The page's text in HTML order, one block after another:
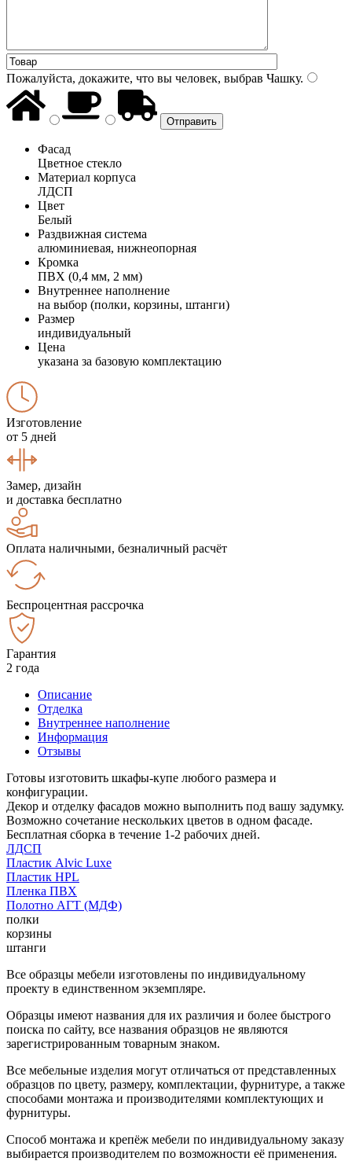
Пожалуйста, докажите, что вы человек, выбрав Чашку.
Фасад
Цветное стекло
Материал корпуса
ЛДСП
Цвет
Белый
Раздвижная система
алюминиевая, нижнеопорная
Кромка
ПВХ (0,4 мм, 2 мм)
Внутреннее наполнение
на выбор (полки, корзины, штанги)
Размер
индивидуальный
Цена
указана за базовую комплектацию
Изготовление
от 5 дней
Замер, дизайн
и доставка бесплатно
Оплата наличными, безналичный расчёт
Беспроцентная рассрочка
Гарантия
2 года
Описание
Отделка
Внутреннее наполнение
Информация
Отзывы
Готовы изготовить шкафы-купе любого размера и
конфигурации.
Декор и отделку фасадов можно выполнить под вашу задумку.
Возможно сочетание нескольких цветов в одном фасаде.
Бесплатная сборка в течение 1-2 рабочих дней.
ЛДСП
Пластик Alvic Luxe
Пластик HPL
Пленка ПВХ
Полотно АГТ (МДФ)
полки
корзины
штанги
Все образцы мебели изготовлены по индивидуальному
проекту в единственном экземпляре.
Образцы имеют названия для их различия и более быстрого
поиска по сайту, все названия образцов не являются
зарегистрированным товарным знаком.
Все мебельные изделия могут отличаться от представленных
образцов по цвету, размеру, комплектации, фурнитуре, а также
способами монтажа и производителями комплектующих и
фурнитуры.
Способ монтажа и крепёж мебели по индивидуальному заказу
выбирается производителем по возможности её применения.